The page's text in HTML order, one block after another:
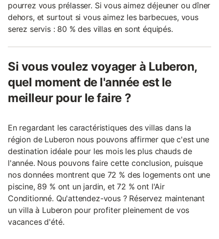
pourrez vous prélasser. Si vous aimez déjeuner ou dîner
dehors, et surtout si vous aimez les barbecues, vous
serez servis : 80 % des villas en sont équipés.
Si vous voulez voyager à Luberon,
quel moment de l'année est le
meilleur pour le faire ?
En regardant les caractéristiques des villas dans la
région de Luberon nous pouvons affirmer que c'est une
destination idéale pour les mois les plus chauds de
l'année. Nous pouvons faire cette conclusion, puisque
nos données montrent que 72 % des logements ont une
piscine, 89 % ont un jardin, et 72 % ont l'Air
Conditionné. Qu'attendez-vous ? Réservez maintenant
un villa à Luberon pour profiter pleinement de vos
vacances d'été.